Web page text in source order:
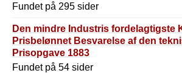
Fundet på 295 sider
Den mindre Industris fordelagtigste
Prisbelønnet Besvarelse af den
Prisopgave 1883
Fundet på 54 sider